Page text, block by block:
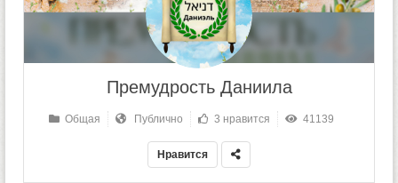
НОВОСТИ
Премудрость Даниила
Общая Публично 3 нравится 41139
Нравится